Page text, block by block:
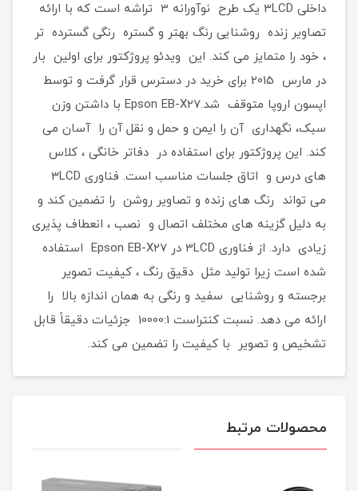
داخلی 3LCD یک طرح نوآورانه 3 تراشه است که با ارائه
تصاویر زنده روشنایی رنگ بهتر و گستره رنگی گسترده تر
، خود را متمایز می کند. این ویدئو پروژکتور برای اولین بار
در مارس 2015 برای خرید در دسترس قرار گرفت و توسط
اپسون اروپا متوقف شد.Epson EB-X27 با داشتن وزن
سبک، نگهداری آن را ایمن و حمل و نقل آن را آسان می
کند. این پروژکتور برای استفاده در دفاتر خانگی ، کلاس
های درس و اتاق جلسات مناسب است. فناوری 3LCD
می تواند رنگ های زنده و تصاویر روشن را تضمین کند و
به دلیل گزینه های مختلف اتصال و نصب ، انعطاف پذیری
زیادی دارد. از فناوری 3LCD در Epson EB-X27 استفاده
شده است زیرا تولید مثل دقیق رنگ ، کیفیت تصویر
برجسته و روشنایی سفید و رنگی به همان اندازه بالا را
ارائه می دهد. نسبت کنتراست 10000:1 جزئیات دقیقاً قابل
تشخیص و تصویر با کیفیت را تضمین می کند.
محصولات مرتبط